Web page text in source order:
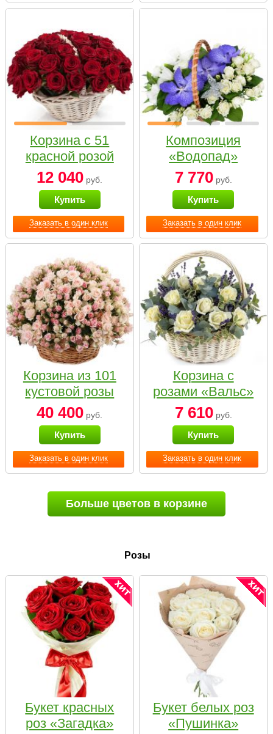
Заказать в один клик
Корзина с 51
красной розой
12 040 руб.
Купить
Заказать в один клик
Композиция
«Водопад»
7 770руб.
Купить
Заказать в один клик
Корзина из 101
кустовой розы
нежных тонов
40 400 руб.
Купить
Заказать в один клик
Корзина с
розами «Вальс»
7 610руб.
Купить
Больше цветов в корзине
Розы
Букет красных
роз «Загадка»
Букет белых роз
«Пушинка»